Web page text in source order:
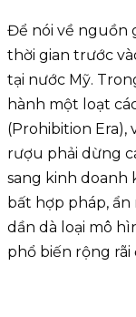
Để nói về nguồn
thời gian trước
tại nước Mỹ.
hành một loạt
(Prohibition Era),
rượu phải dừng
sang kinh doanh
bất hợp pháp,
dần dà loại mô
phổ biến rộng rãi